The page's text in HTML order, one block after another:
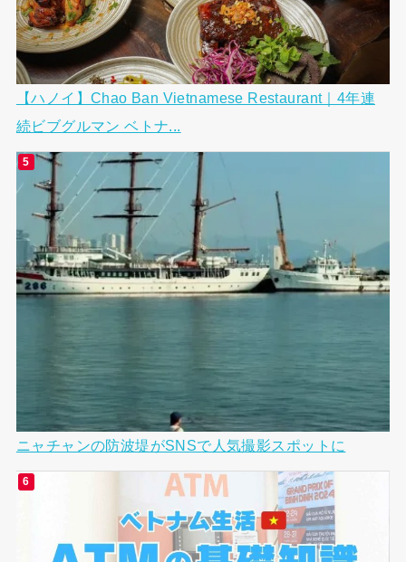
【ハノイ】Chao Ban Vietnamese Restaurant｜4年連
続ビブグルマン ベトナ...
ニャチャンの防波堤がSNSで人気撮影スポットに